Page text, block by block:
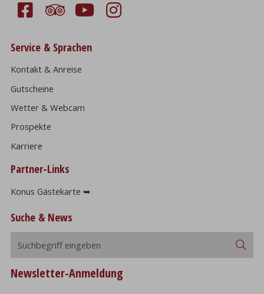
Service & Sprachen
Kontakt & Anreise
Gutscheine
Wetter & Webcam
Prospekte
Karriere
Partner-Links
Konus Gästekarte ➥
Suche & News
Newsletter-Anmeldung